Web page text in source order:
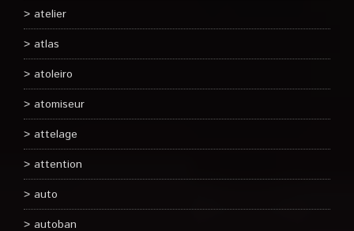
atelier
atlas
atoleiro
atomiseur
attelage
attention
auto
autoban